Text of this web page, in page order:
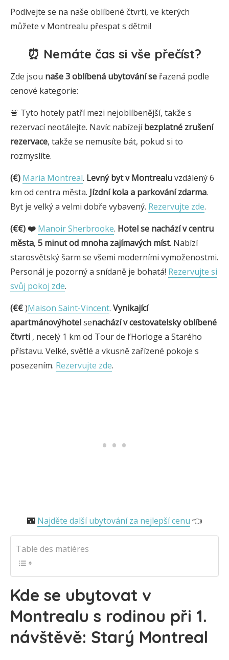
Podívejte se na naše oblíbené čtvrti, ve kterých
můžete v Montrealu přespat s dětmi!
⏰ Nemáte čas si vše přečíst?
Zde jsou naše 3oblíbená ubytování se řazená podle
cenové kategorie:
🚨 Tyto hotely patří mezi nejoblíbenější, takže s
rezervací neotálejte. Navíc nabízejíbezplatné zrušení
rezervace, takže se nemusíte bát, pokud si to
rozmyslíte.
(€) Maria Montreal. Levný byt v Montrealuvzdálený 6
km od centra města. Jízdní kola a parkování zdarma.
Byt je velký a velmi dobře vybavený. Rezervujte zde.
(€€) ❤️ Manoir Sherbrooke. Hotel se nachází v centru
města, 5 minut od mnoha zajímavých míst. Nabízí
starosvětský šarm se všemi moderními vymoženostmi.
Personál je pozorný a snídaně je bohatá! Rezervujte si
svůj pokoj zde.
(€€)Maison Saint-Vincent. Vynikající
apartmánovýhotelsenachází v cestovatelsky oblíbené
čtvrti , necelý 1 km od Tour de l’Horloge a Starého
přístavu. Velké, světlé a vkusně zařízené pokoje s
posezením. Rezervujte zde.
🌃 Najděte další ubytování za nejlepší cenu 👈
Table des matières
Kde se ubytovat v
Montrealu s rodinou při 1.
návštěvě: Starý Montreal